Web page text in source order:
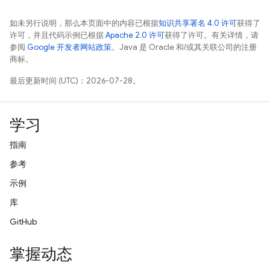
如未另行说明，那么本页面中的内容已根据知识共享署名 4.0 许可获得了
许可，并且代码示例已根据Apache 2.0 许可获得了许可。有关详情，请
参阅 Google 开发者网站政策。Java 是 Oracle 和/或其关联公司的注册
商标。
最后更新时间 (UTC)：2026-07-28。
学习
指南
参考
示例
库
GitHub
掌握动态